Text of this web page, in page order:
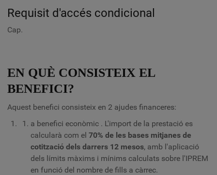
Requisit d'accés condicional
Cap.
EN QUÈ CONSISTEIX EL
BENEFICI?
Aquest benefici consisteix en 2 ajudes financeres:
a benefici econòmic . L'import de la prestació es
calcularà com el 70% de les bases mitjanes de
cotització dels darrers 12 mesos, amb l'aplicació
dels límits màxims i mínims calculats sobre l'IPREM
en funció del nombre de fills a càrrec.